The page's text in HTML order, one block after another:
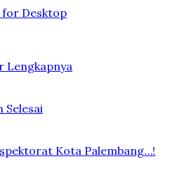
for Desktop
Lengkapnya
Selesai
Kota Palembang…!